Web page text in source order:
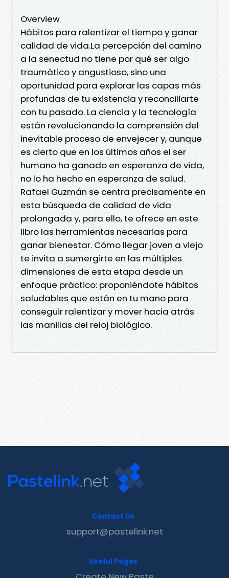
Overview
Hábitos para ralentizar el tiempo y ganar
calidad de vida.La percepción del camino
a la senectud no tiene por qué ser algo
traumático y angustioso, sino una
oportunidad para explorar las capas más
profundas de tu existencia y reconciliarte
con tu pasado. La ciencia y la tecnología
están revolucionando la comprensión del
inevitable proceso de envejecer y, aunque
es cierto que en los últimos años el ser
humano ha ganado en esperanza de vida,
no lo ha hecho en esperanza de salud.
Rafael Guzmán se centra precisamente en
esta búsqueda de calidad de vida
prolongada y, para ello, te ofrece en este
libro las herramientas necesarias para
ganar bienestar. Cómo llegar joven a viejo
te invita a sumergirte en las múltiples
dimensiones de esta etapa desde un
enfoque práctico: proponiéndote hábitos
saludables que están en tu mano para
conseguir ralentizar y mover hacia atrás
las manillas del reloj biológico.
Contact Us
support@pastelink.net
Useful Pages